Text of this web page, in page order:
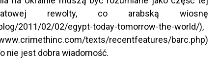
rewolty, co arabską wiosnę
2011/02/02/egypt-today-tomorrow-the-world/),
texts/recentfeatures/barc.php)
nie jest dobra wiadomość.